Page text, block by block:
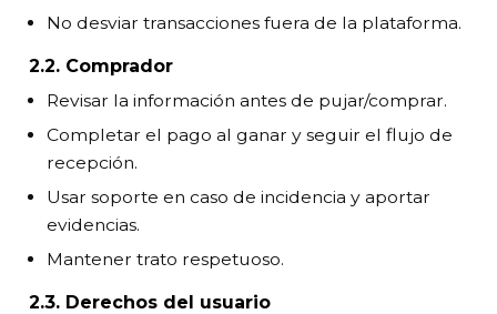
No desviar transacciones fuera de la plataforma.
2.2. Comprador
Revisar la información antes de pujar/comprar.
Completar el pago al ganar y seguir el flujo de
recepción.
Usar soporte en caso de incidencia y aportar
evidencias.
Mantener trato respetuoso.
2.3. Derechos del usuario